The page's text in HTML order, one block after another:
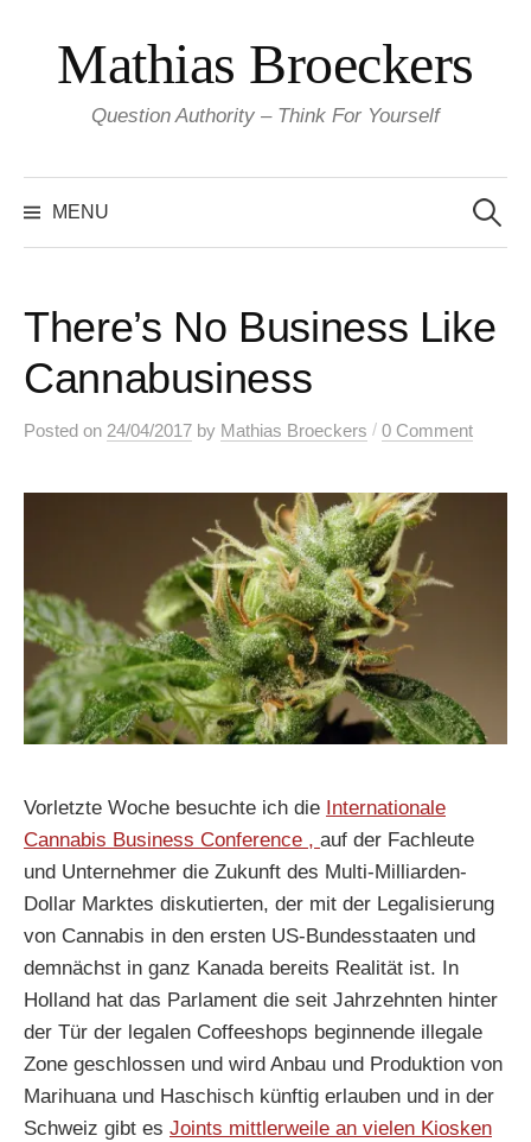
content
Mathias Broeckers
Question Authority – Think For Yourself
MENU
for:
There’s No Business Like
Cannabusiness
Posted on 24/04/2017 by Mathias Broeckers / 0 Comment
Vorletzte Woche besuchte ich die Internationale
Cannabis Business Conference , auf der Fachleute
und Unternehmer die Zukunft des Multi-Milliarden-
Dollar Marktes diskutierten, der mit der Legalisierung
von Cannabis in den ersten US-Bundesstaaten und
demnächst in ganz Kanada bereits Realität ist. In
Holland hat das Parlament die seit Jahrzehnten hinter
der Tür der legalen Coffeeshops beginnende illegale
Zone geschlossen und wird Anbau und Produktion von
Marihuana und Haschisch künftig erlauben und in der
Schweiz gibt es Joints mittlerweile an vielen Kiosken